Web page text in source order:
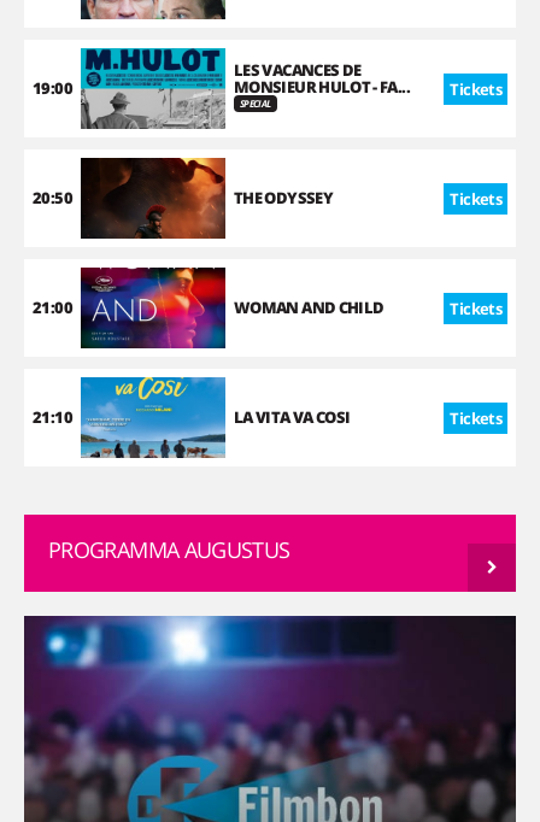
19:00
LES VACANCES DE
MONSIEUR HULOT - FA...
SPECIAL
Tickets
20:50 THE ODYSSEY Tickets
21:00 WOMAN AND CHILD Tickets
21:10 LA VITA VA COSI Tickets
PROGRAMMA AUGUSTUS